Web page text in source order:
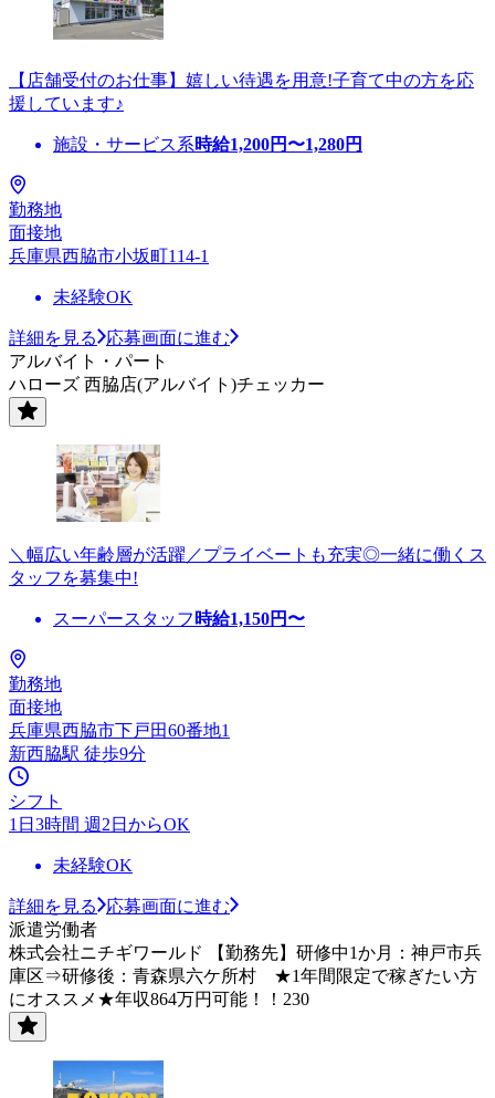
【店舗受付のお仕事】嬉しい待遇を用意!子育て中の方を応
援しています♪
施設・サービス系時給1,200円〜1,280円
勤務地
面接地
兵庫県西脇市小坂町114-1
未経験OK
詳細を見る
応募画面に進む
アルバイト・パート
ハローズ 西脇店(アルバイト)チェッカー
＼幅広い年齢層が活躍／プライベートも充実◎一緒に働くス
タッフを募集中!
スーパースタッフ 時給1,150円〜
勤務地
面接地
兵庫県西脇市下戸田60番地1
新西脇駅 徒歩9分
シフト
1日3時間 週2日からOK
未経験OK
詳細を見る
応募画面に進む
派遣労働者
株式会社ニチギワールド 【勤務先】研修中1か月：神戸市兵
庫区⇒研修後：青森県六ケ所村 ★1年間限定で稼ぎたい方
にオススメ★年収864万円可能！！230